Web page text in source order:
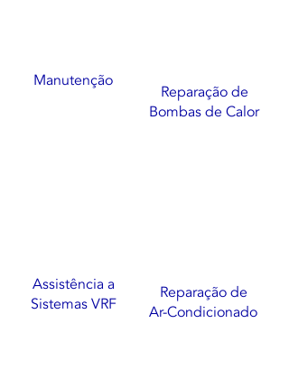
Manutenção
Reparação de
Bombas de Calor
Assistência a
Sistemas VRF
Reparação de
Ar-Condicionado